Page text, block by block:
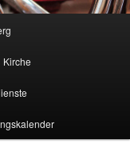
Kirche